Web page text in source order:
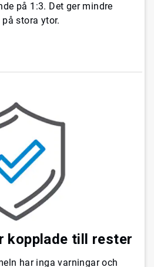
på 1:3. Det ger mindre
stora ytor.
kopplade till rester
har inga varningar och